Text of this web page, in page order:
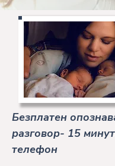
Безплатен
разговор- 15
телефон